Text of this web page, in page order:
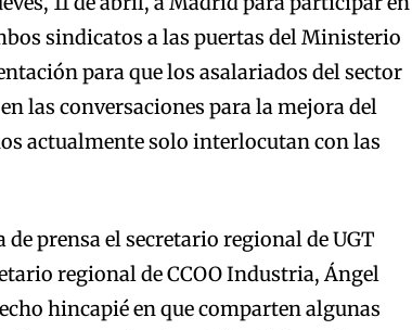
sindicatos a las puertas del Ministerio
para que los asalariados del sector
las conversaciones para la mejora del
actualmente solo interlocutan con las
prensa el secretario regional de UGT
regional de CCOO Industria, Ángel
hincapié en que comparten algunas